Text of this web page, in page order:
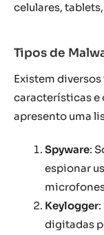
celulares,
Tipos de
Existem
características e
apresento uma
Spyware:
espionar
Keylogger
digitadas